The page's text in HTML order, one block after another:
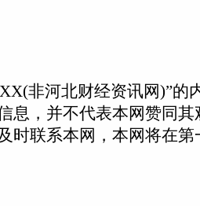
非河北财经资讯网)”的
息，并不代表本网赞同
时联系本网，本网将在第